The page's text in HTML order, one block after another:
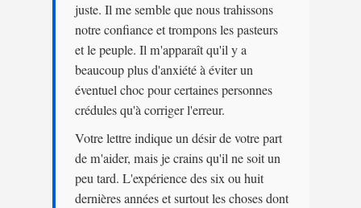
juste. Il me semble que nous trahissons
notre confiance et trompons les pasteurs
et le peuple. Il m'apparaît qu'il y a
beaucoup plus d'anxiété à éviter un
éventuel choc pour certaines personnes
crédules qu'à corriger l'erreur.
Votre lettre indique un désir de votre part
de m'aider, mais je crains qu'il ne soit un
peu tard. L'expérience des six ou huit
dernières années et surtout les choses dont